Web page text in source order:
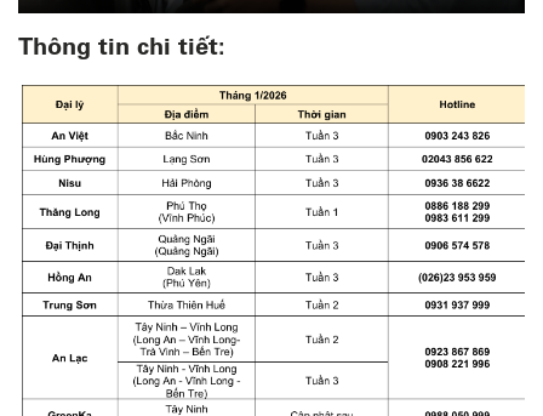
Thông tin chi tiết: